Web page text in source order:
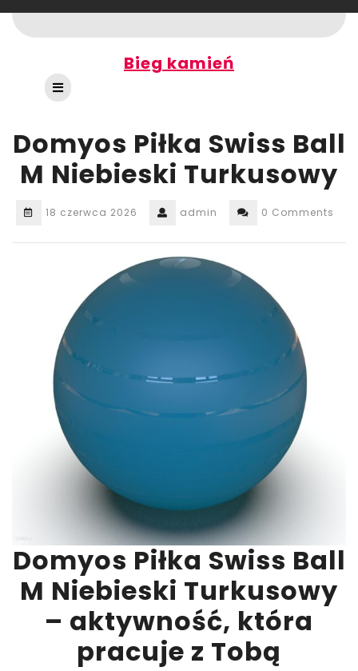
to
content
Bieg kamień
Open
Button
Domyos Piłka Swiss Ball
M Niebieski Turkusowy
18 czerwca 2026 admin 0 Comments
Domyos Piłka Swiss Ball
M Niebieski Turkusowy
– aktywność, która
pracuje z Tobą